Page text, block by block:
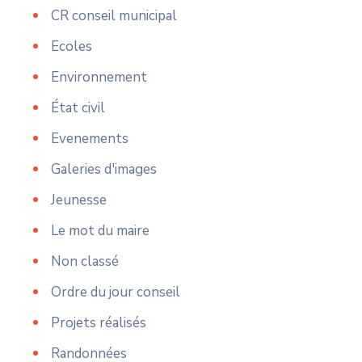
CR conseil municipal
Ecoles
Environnement
État civil
Evenements
Galeries d'images
Jeunesse
Le mot du maire
Non classé
Ordre du jour conseil
Projets réalisés
Randonnées